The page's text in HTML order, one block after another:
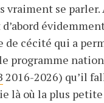
vraiment se parler.
d’abord
de cécité qui a
programme
2016-2026) qu’il
là où la plus